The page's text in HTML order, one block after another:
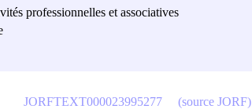
professionnelles et associatives
JORFTEXT000023995277 (source JORF)